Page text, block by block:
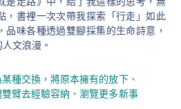
，書裡一次次帶我探索「行走」如此
品味各種透過雙腳採集的生命詩意，
文浪漫。
種交換，將原本擁有的放下、
臂去經驗容納、瀏覽更多新事